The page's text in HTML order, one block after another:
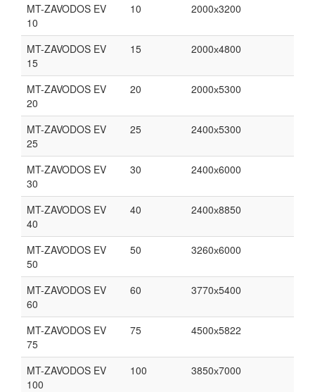
MT-ZAVODOS EV
10
10 2000х3200
MT-ZAVODOS EV
15
15 2000х4800
MT-ZAVODOS EV
20
20 2000х5300
MT-ZAVODOS EV
25
25 2400х5300
MT-ZAVODOS EV
30
30 2400х6000
MT-ZAVODOS EV
40
40 2400х8850
MT-ZAVODOS EV
50
50 3260х6000
MT-ZAVODOS EV
60
60 3770х5400
MT-ZAVODOS EV
75
75 4500х5822
MT-ZAVODOS EV
100
100 3850х7000